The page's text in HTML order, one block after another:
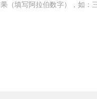
（填写阿拉伯数字），如：